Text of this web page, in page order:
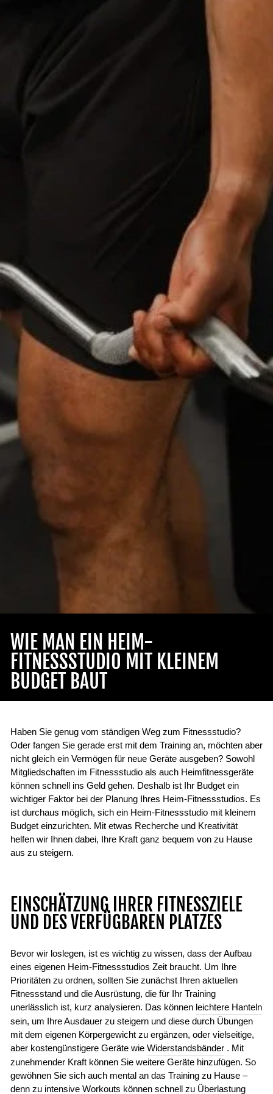
WIE MAN EIN HEIM-
FITNESSSTUDIO MIT KLEINEM
BUDGET BAUT
Haben Sie genug vom ständigen Weg zum Fitnessstudio?
Oder fangen Sie gerade erst mit dem Training an, möchten aber
nicht gleich ein Vermögen für neue Geräte ausgeben? Sowohl
Mitgliedschaften im Fitnessstudio als auch Heimfitnessgeräte
können schnell ins Geld gehen. Deshalb ist Ihr Budget ein
wichtiger Faktor bei der Planung Ihres Heim-Fitnessstudios. Es
ist durchaus möglich, sich ein Heim-Fitnessstudio mit kleinem
Budget einzurichten. Mit etwas Recherche und Kreativität
helfen wir Ihnen dabei, Ihre Kraft ganz bequem von zu Hause
aus zu steigern.
EINSCHÄTZUNG IHRER FITNESSZIELE
UND DES VERFÜGBAREN PLATZES
Bevor wir loslegen, ist es wichtig zu wissen, dass der Aufbau
eines eigenen Heim-Fitnessstudios Zeit braucht. Um Ihre
Prioritäten zu ordnen, sollten Sie zunächst Ihren aktuellen
Fitnessstand und die Ausrüstung, die für Ihr Training
unerlässlich ist, kurz analysieren. Das können leichtere Hanteln
sein, um Ihre Ausdauer zu steigern und diese durch Übungen
mit dem eigenen Körpergewicht zu ergänzen, oder vielseitige,
aber kostengünstigere Geräte wie Widerstandsbänder . Mit
zunehmender Kraft können Sie weitere Geräte hinzufügen. So
gewöhnen Sie sich auch mental an das Training zu Hause –
denn zu intensive Workouts können schnell zu Überlastung